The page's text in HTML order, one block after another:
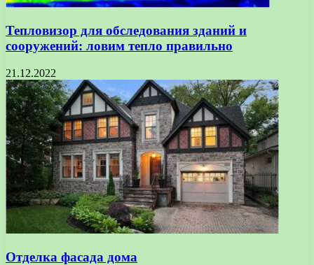
Тепловизор для обследования зданий и
сооружений: ловим тепло правильно
21.12.2022
Отделка фасада дома